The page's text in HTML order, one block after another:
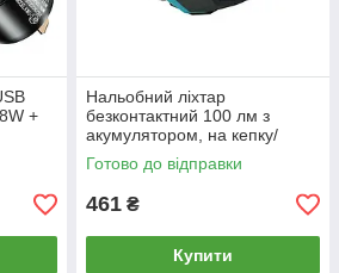
+
Нальобний ліхтар
безконтактний 100 лм з
акумулятором, на кепку/
козирек, COB LED, керування
жестами, USB
Готово до відправки
461 ₴
Купити